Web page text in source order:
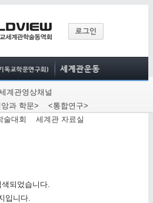
계관영상채널
과 학문>
<통합연구>
술대회 세계관 자료실
되었습니다.
입니다.